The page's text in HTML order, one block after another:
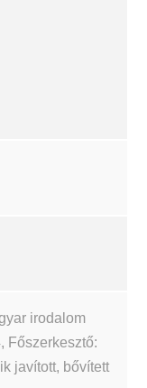
irodalom
Főszerkesztő:
javított, bővített